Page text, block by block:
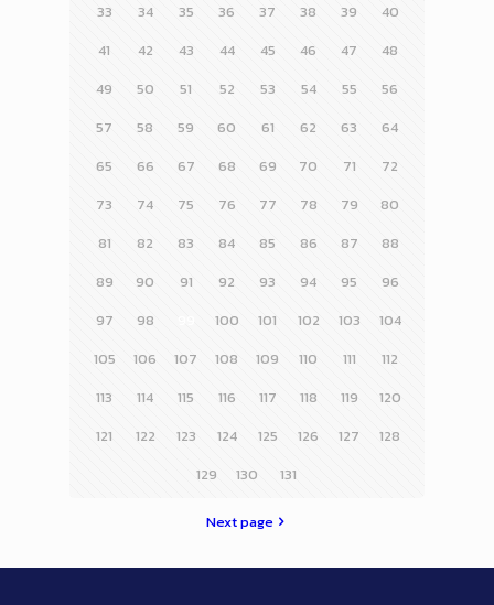
33
34 35 36 37 38 39
40
41
42 43 44 45 46 47
48
49
50 51 52 53 54 55
56
57
58 59 60 61 62 63
64
65
66 67 68 69 70 71
72
73
74 75 76 77 78 79
80
81
82 83 84 85 86 87
88
89
90 91 92 93 94 95
96
97
98 100 101 102 103
104
105
106 107 108 109 110 111
112
113
114 115 116 117 118 119
120
121
122 123 124 125 126 127
128
129
130 131
Next page